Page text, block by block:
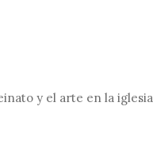
y el arte en la iglesia